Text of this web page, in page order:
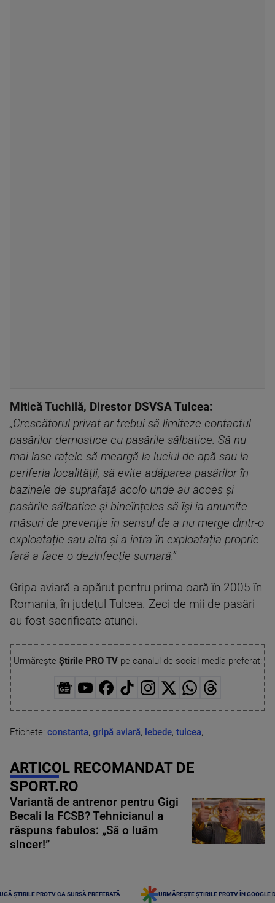
Mitică Tuchilă, Direstor DSVSA Tulcea:
„Crescătorul privat ar trebui să limiteze contactul
pasărilor demostice cu pasările sălbatice. Să nu
mai lase rațele să meargă la luciul de apă sau la
periferia localității, să evite adăparea pasărilor în
bazinele de suprafață acolo unde au acces și
pasările sălbatice și bineînțeles să își ia anumite
măsuri de prevenție în sensul de a nu merge dintr-o
exploatație sau alta și a intra în exploatația proprie
fară a face o dezinfecție sumară.”
Gripa aviară a apărut pentru prima oară în 2005 în
Romania, în județul Tulcea. Zeci de mii de pasări
au fost sacrificate atunci.
Urmărește Știrile PRO TVpe canalul de social media preferat:
Etichete: constanta, gripă aviară, lebede, tulcea,
ARTICOL RECOMANDAT DE
SPORT.RO
Variantă de antrenor pentru Gigi
Becali la FCSB? Tehnicianul a
răspuns fabulos: „Să o luăm
sincer!”
ȘTIRILE PROTV CA SURSĂ PREFERATĂ URMĂREȘTE ȘTIRILE PROTV ÎN GOOGLE